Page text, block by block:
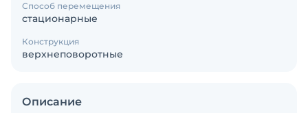
Способ перемещения
стационарные
Конструкция
верхнеповоротные
Описание